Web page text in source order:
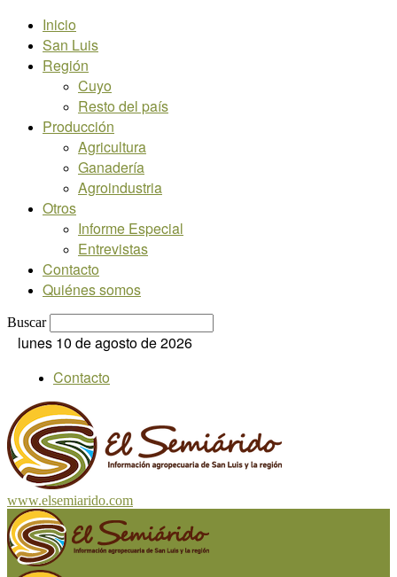
Inicio
San Luis
Región
Cuyo
Resto del país
Producción
Agricultura
Ganadería
Agroindustria
Otros
Informe Especial
Entrevistas
Contacto
Quiénes somos
Buscar
lunes 10 de agosto de 2026
Contacto
www.elsemiarido.com